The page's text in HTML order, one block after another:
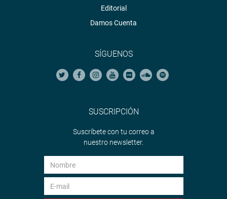
Editorial
Damos Cuenta
SÍGUENOS
SUSCRIPCIÓN
Suscríbete con tu correo a
nuestro newsletter.